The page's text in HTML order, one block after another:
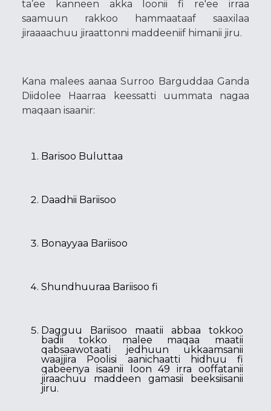
ta’ee kanneen akka loonii fi re'ee irraa
saamuun rakkoo hammaataaf saaxilaa
jiraaaachuu jiraattonni maddeeniif himanii jiru.
Kana malees aanaa Surroo Barguddaa Ganda
Diidolee Haarraa keessatti uummata nagaa
maqaan isaanir:
Barisoo Buluttaa
Daadhii Bariisoo
Bonayyaa Bariisoo
Shundhuuraa Bariisoo fi
Dagguu Bariisoo maatii abbaa tokkoo
badii tokko malee maqaa maatii
qabsaawotaati jedhuun ukkaamsanii
waajjira Poolisi aanichaatti hidhuu fi
qabeenya isaanii loon 49 irra ooffatanii
jiraachuu maddeen gamasii beeksiisanii
jiru.